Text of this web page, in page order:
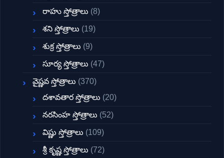
రాహు స్తోత్రాలు (8)
శని స్తోత్రాలు (19)
శుక్ర స్తోత్రాలు (9)
సూర్య స్తోత్రాలు (47)
వైష్ణవ స్తోత్రాలు (370)
దశావతార స్తోత్రాలు (20)
నరసింహ స్తోత్రాలు (52)
విష్ణు స్తోత్రాలు (109)
శ్రీ కృష్ణ స్తోత్రాలు (72)